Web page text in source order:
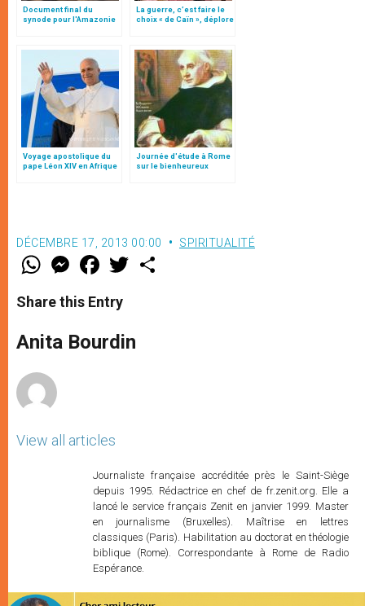
Document final du
synode pour l'Amazonie
La guerre, c’est faire le
choix « de Caïn », déplore
Voyage apostolique du
pape Léon XIV en Afrique
Journée d'étude à Rome
sur le bienheureux
DÉCEMBRE 17, 2013 00:00 SPIRITUALITÉ
W
t
s
p
p
M
e
s
e
g
e
F
a
e
b
o
k
w
r
Share this Entry
Anita Bourdin
View all articles
Journaliste française accréditée près le Saint-Siège
depuis 1995. Rédactrice en chef de fr.zenit.org. Elle a
lancé le service français Zenit en janvier 1999. Master
en journalisme (Bruxelles). Maîtrise en lettres
classiques (Paris). Habilitation au doctorat en théologie
biblique (Rome). Correspondante à Rome de Radio
Espérance.